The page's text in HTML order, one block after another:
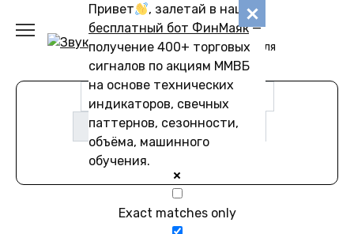
Привет
, залетай в наш
бесплатный бот ФинМаяк—
получение 400+ торговых
сигналов по акциям ММВБ
на основе технических
индикаторов, свечных
паттернов, сезонности,
объёма, машинного
обучения.
содержанию
Звуковику
Коллекции звуков для
скачивания
Exact matches only